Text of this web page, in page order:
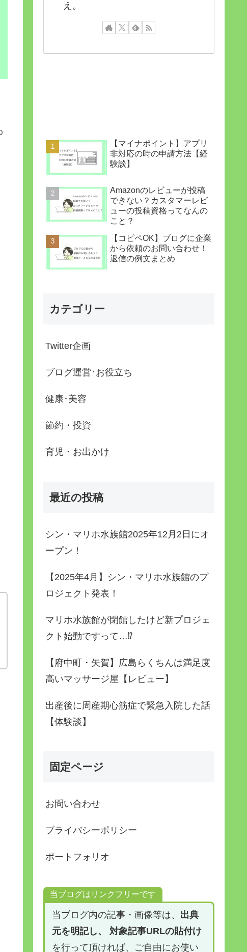
え。
【マイナポイント】アプリ
非対応の時の申請方法【経
験談】
Amazonのレビューが投稿
できない？カスタマーレビ
ューの投稿資格ってなんの
こと？
【コピペOK】ブログに企業
から依頼のお問い合わせ！
返信の例文まとめ
カテゴリー
Twitter企画
ブログ運営･お役立ち
健康･美容
節約・投資
育児・お出かけ
最近の投稿
シン・マリホ水族館2025年12月2日にオ
ープン！
【2025年4月】シン・マリホ水族館のプ
ロジェクト発表！
マリホ水族館が閉館したけど新プロジェ
クト始動ですって…⁉
【府中町・矢賀】広島らくちんは満足度
高いマッサージ屋【レビュー】
出産後に周産期心筋症で緊急入院した話
【体験談】
固定ページ
お問い合わせ
プライバシーポリシー
ポートフォリオ
当ブログはリンクフリーです
当ブログ内の記事・画像等は、 出典
元を明記し、 対象記事URLの貼付け
を行って頂ければ、ご自由にお使い